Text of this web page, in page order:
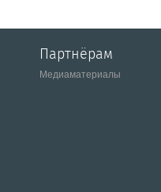
Партнёрам
Медиаматериалы